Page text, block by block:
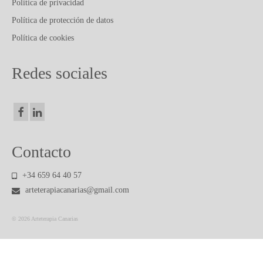
CONTACTO
Política de privacidad
Política de protección de datos
Política de cookies
Redes sociales
Contacto
+34 659 64 40 57
arteterapiacanarias@gmail.com
© 2026 Arteterapia Canarias